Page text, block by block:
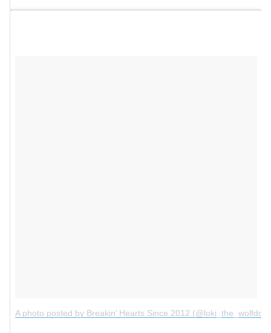
A photo posted by Breakin’ Hearts Since 2012 (@loki_the_wolfdog)